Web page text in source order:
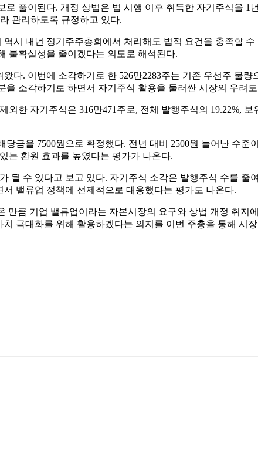
풀이된다. 개정 상법은 법 시행 이후 취득한 자기주식을 1
관리하도록 규정하고 있다.
시 내년 정기주주총회에서 처리해도 법적 요건을 충족할
불확실성을 줄이겠다는 의도로 해석된다.
다. 이번에 소각하기로 한 526만2283주는 기존 우선주 물
소각하기로 하면서 자기주식 활용을 둘러싼 시장의 우려
한 자기주식은 316만471주로, 전체 발행주식의 19.22%,
금을 7500원으로 확정했다. 전년 대비 2500원 늘어난 수준
는 환원 효과를 높였다는 평가가 나온다.
될 수 있다고 보고 있다. 자기주식 소각은 발행주식 수를 줄
밸류업 정책에 선제적으로 대응했다는 평가도 나온다.
큼 기업 밸류업이라는 자본시장의 요구와 상법 개정 취지
극대화를 위해 활용하겠다는 의지를 이번 주총을 통해 시